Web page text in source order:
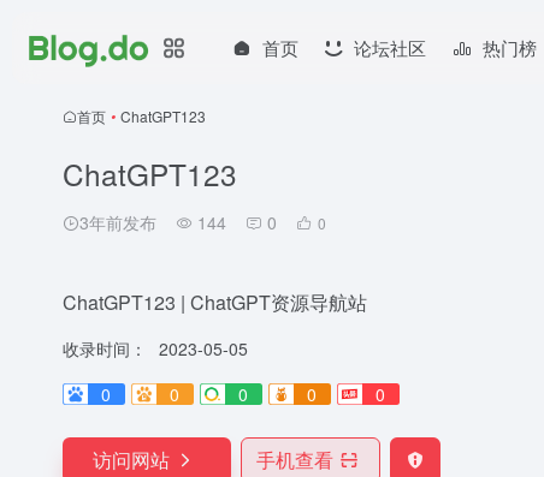
首页 论坛社区 热门榜
首页 • ChatGPT123
ChatGPT123
3年前发布 144 0 0
ChatGPT123 | ChatGPT资源导航站
收录时间：
2023-05-05
0
0 0 0 0
访问网站 手机查看